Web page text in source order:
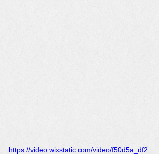
https://video.wixstatic.com/video/f50d5a_df2